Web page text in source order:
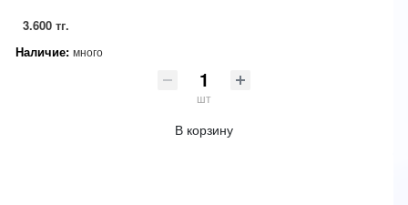
3.600 тг.
Наличие: много
шт
В корзину